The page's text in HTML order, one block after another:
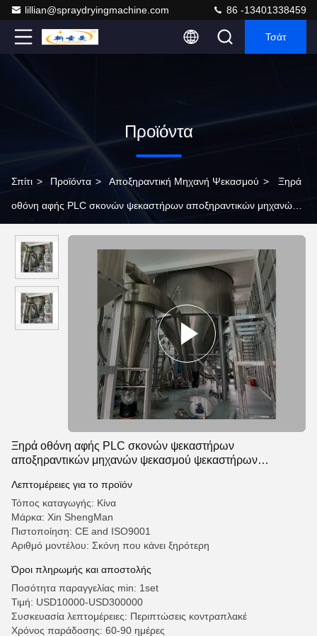
lillian@spraydryingmachine.com 86 -13401338459
Τσάτ
Προϊόντα
Σπίτι > Προϊόντα > Αποξηραντική Μηχανή Ψεκασμού > Ξηρά
οθόνη αφής PLC σκονών ψεκαστήρων αποξηραντικών μηχανών
Ξηρά οθόνη αφής PLC σκονών ψεκαστήρων
αποξηραντικών μηχανών ψεκασμού ψεκαστήρων
Λεπτομέρειες για το προϊόν
Τόπος καταγωγής: Κίνα
Μάρκα: Xin ShengMan
Πιστοποίηση: CE and ISO9001
Αριθμό μοντέλου: Σκόνη που κάνει ξηρότερη
Όροι πληρωμής και αποστολής
Ποσότητα παραγγελίας min: 1set
Τιμή: USD10000-USD300000
Συσκευασία λεπτομέρειες: Περιπτώσεις κοντραπλακέ
Χρόνος παράδοσης: 60-90 ημέρες